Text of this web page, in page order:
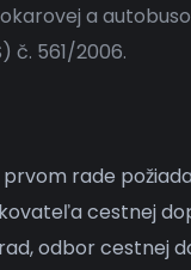
a
č. 561/2006.
rade
cestnej
odbor cestnej